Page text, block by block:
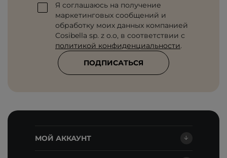
Я соглашаюсь на получение
маркетинговых сообщений и
обработку моих данных компанией
Cosibella sp. z o.o, в соответствии с
политикой конфиденциальности.
ПОДПИСАТЬСЯ
МОЙ АККАУНТ